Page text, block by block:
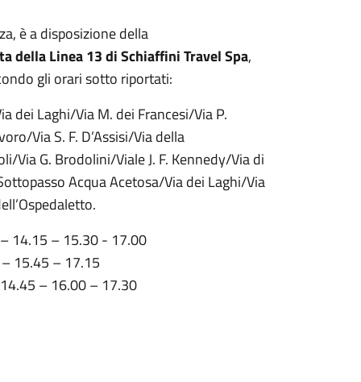
è a disposizione della
della Linea 13 di Schiaffini Travel Spa,
gli orari sotto riportati:
dei Laghi/Via M. dei Francesi/Via P.
Via S. F. D’Assisi/Via della
Via G. Brodolini/Viale J. F. Kennedy/Via di
Acqua Acetosa/Via dei Laghi/Via
14.15 – 15.30 - 17.00
15.45 – 17.15
– 16.00 – 17.30